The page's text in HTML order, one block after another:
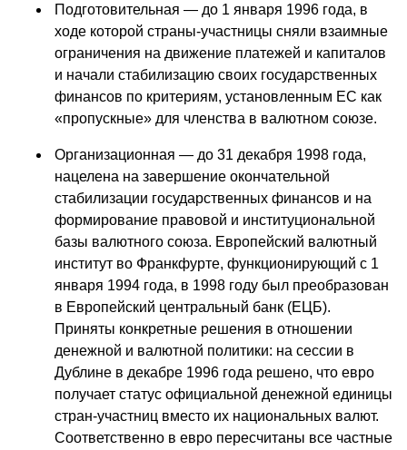
Подготовительная — до 1 января 1996 года, в
ходе которой страны-участницы сняли взаимные
ограничения на движение платежей и капиталов
и начали стабилизацию своих государственных
финансов по критериям, установленным ЕС как
«пропускные» для членства в валютном союзе.
Организационная — до 31 декабря 1998 года,
нацелена на завершение окончательной
стабилизации государственных финансов и на
формирование правовой и институциональной
базы валютного союза. Европейский валютный
институт во Франкфурте, функционирующий с 1
января 1994 года, в 1998 году был преобразован
в Европейский центральный банк (ЕЦБ).
Приняты конкретные решения в отношении
денежной и валютной политики: на сессии в
Дублине в декабре 1996 года решено, что евро
получает статус официальной денежной единицы
стран-участниц вместо их национальных валют.
Соответственно в евро пересчитаны все частные